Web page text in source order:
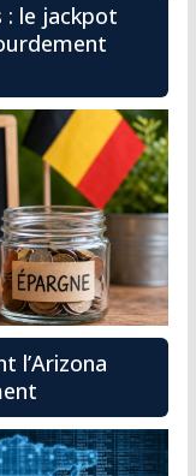
le jackpot
l’Arizona